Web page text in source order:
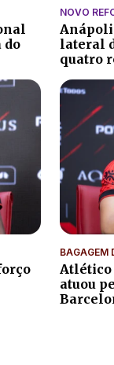
do
NOVO
lateral
quatro
BAGAGEM
Atlético
atuou